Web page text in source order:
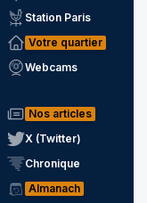
Station Paris
Votre quartier
Webcams
Nos articles
X (Twitter)
Chronique
Almanach